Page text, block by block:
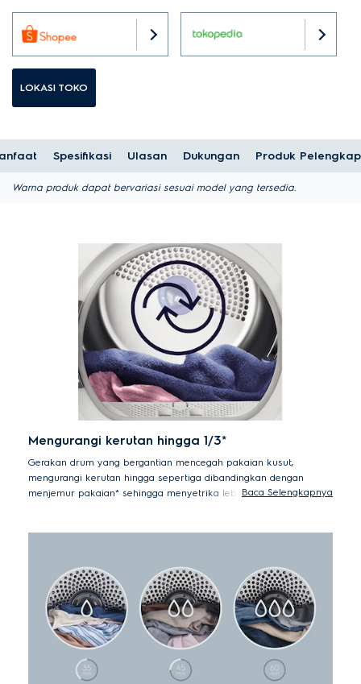
LOKASI TOKO
Spesifikasi Ulasan Dukungan Produk Pelengkap
Warna produk dapat bervariasi sesuai model yang tersedia.
Mengurangi kerutan hingga 1/3*
Gerakan drum yang bergantian mencegah pakaian kusut,
mengurangi kerutan hingga sepertiga dibandingkan dengan
menjemur pakaian* sehingga menyetrika lebih cepat dan mudah.
Baca Selengkapnya